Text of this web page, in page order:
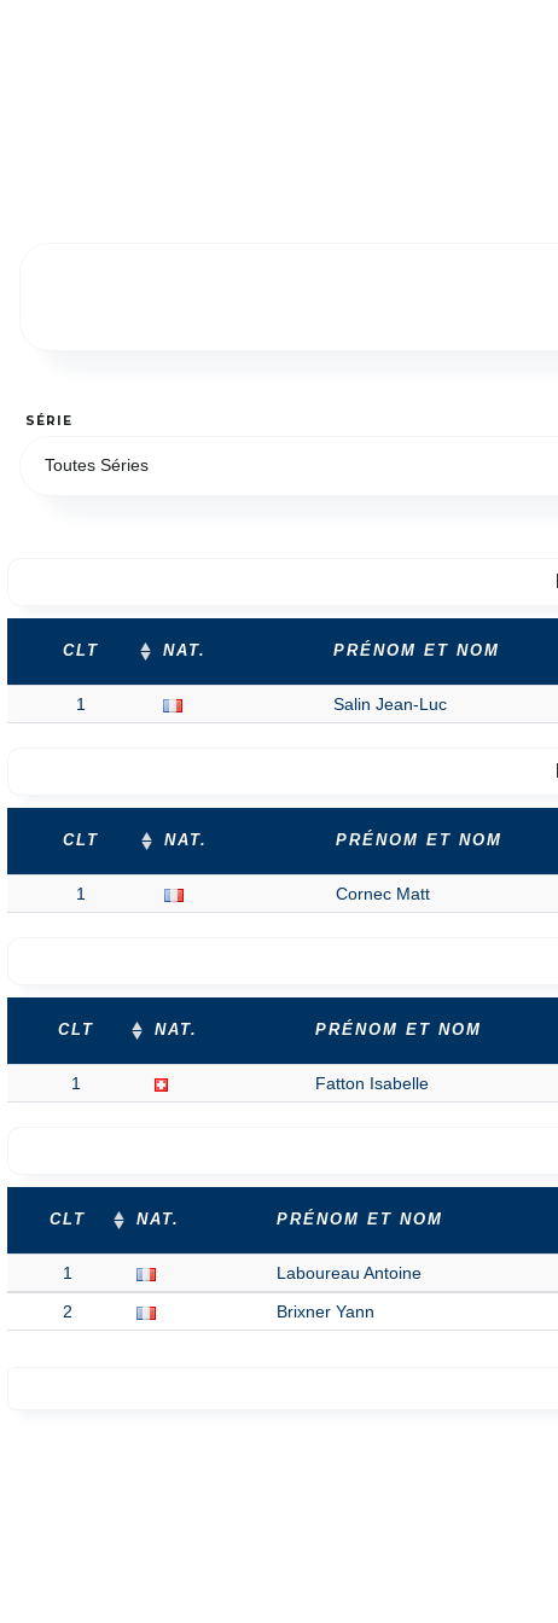
SÉRIE
Toutes Séries
CLT NAT. PRÉNOM ET NOM
1 Salin Jean-Luc
CLT NAT. PRÉNOM ET NOM
1 Cornec Matt
CLT NAT. PRÉNOM ET NOM
1 Fatton Isabelle
CLT NAT. PRÉNOM ET NOM
1 Laboureau Antoine
2
Brixner Yann